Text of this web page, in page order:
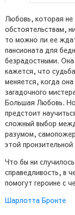
Любовь, которая не
обстоятельствам,
то можно ли ее
пансионата для
безрадостными.
кажется, что
меняется, когда
загадочного
Большая Любовь. Но
предстоит
сложный выбор
разумом,
этой
Что бы ни
справедливость, в
помогут героине с
Шарлотта Бронте